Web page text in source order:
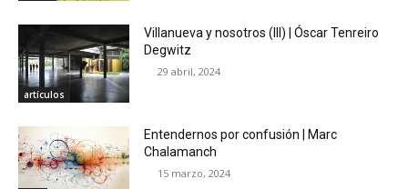
artículos
Villanueva y nosotros (III) | Óscar Tenreiro
Degwitz
29 abril, 2024
Entendernos por confusión | Marc
Chalamanch
15 marzo, 2024